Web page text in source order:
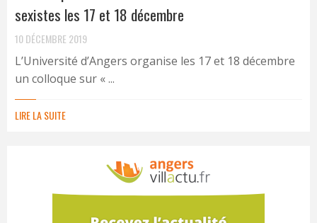
sexistes les 17 et 18 décembre
10 DÉCEMBRE 2019
L’Université d’Angers organise les 17 et 18 décembre
un colloque sur « ...
LIRE LA SUITE